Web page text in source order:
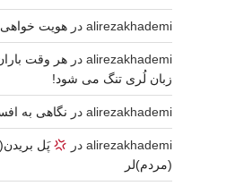
alirezakhademiدر هویت
alirezakhademiدر هر وقت
زبان لُری تنگ می شود!
alirezakhademiدر نگاهی به
alirezakhademiدر
پَل
(مردم)لر